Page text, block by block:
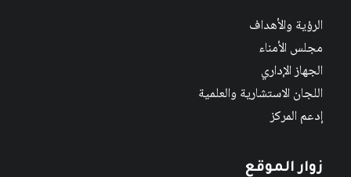
الرؤية والأهداف
مجلس الأمناء
الجهاز الإداري
اللجان الاستشارية والعلمية
إدعم المركز
زوار الموقع